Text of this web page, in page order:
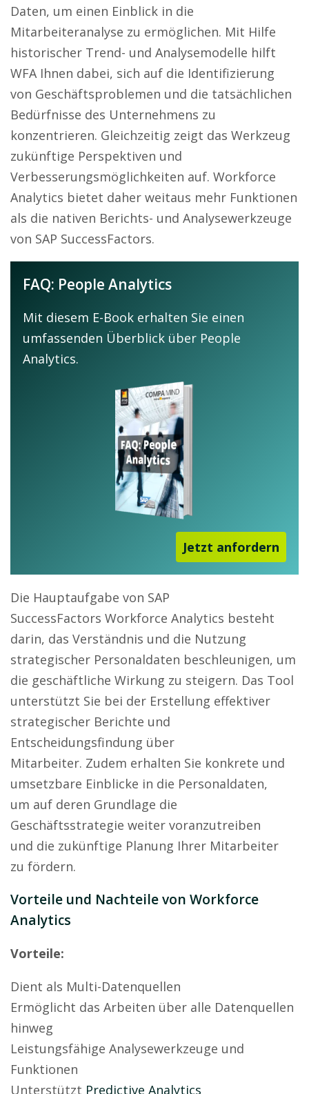
Daten, um einen Einblick in die
Mitarbeiteranalyse zu ermöglichen. Mit Hilfe
historischer Trend- und Analysemodelle hilft
WFA Ihnen dabei, sich auf die Identifizierung
von Geschäftsproblemen und die tatsächlichen
Bedürfnisse des Unternehmens zu
konzentrieren. Gleichzeitig zeigt das Werkzeug
zukünftige Perspektiven und
Verbesserungsmöglichkeiten auf. Workforce
Analytics bietet daher weitaus mehr Funktionen
als die nativen Berichts- und Analysewerkzeuge
von SAP SuccessFactors.
FAQ: People Analytics
Mit diesem E-Book erhalten Sie einen
umfassenden Überblick über People
Analytics.
Jetzt anfordern
Die Hauptaufgabe von SAP
SuccessFactors Workforce Analytics besteht
darin, das Verständnis und die Nutzung
strategischer Personaldaten beschleunigen, um
die geschäftliche Wirkung zu steigern. Das Tool
unterstützt Sie bei der Erstellung effektiver
strategischer Berichte und
Entscheidungsfindung über
Mitarbeiter. Zudem erhalten Sie konkrete und
umsetzbare Einblicke in die Personaldaten,
um auf deren Grundlage die
Geschäftsstrategie weiter voranzutreiben
und die zukünftige Planung Ihrer Mitarbeiter
zu fördern.
Vorteile und Nachteile von Workforce
Analytics
Vorteile:
Dient als Multi-Datenquellen
Ermöglicht das Arbeiten über alle Datenquellen
hinweg
Leistungsfähige Analysewerkzeuge und
Funktionen
Unterstützt Predictive Analytics